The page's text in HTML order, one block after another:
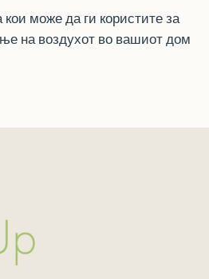
кои може да ги користите за
на воздухот во вашиот дом